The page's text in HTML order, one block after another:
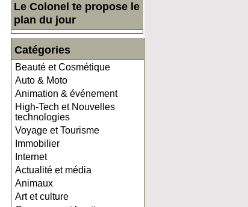
Le Colonel te propose le
plan du jour
Catégories
Beauté et Cosmétique
Auto & Moto
Animation & événement
High-Tech et Nouvelles
technologies
Voyage et Tourisme
Immobilier
Internet
Actualité et média
Animaux
Art et culture